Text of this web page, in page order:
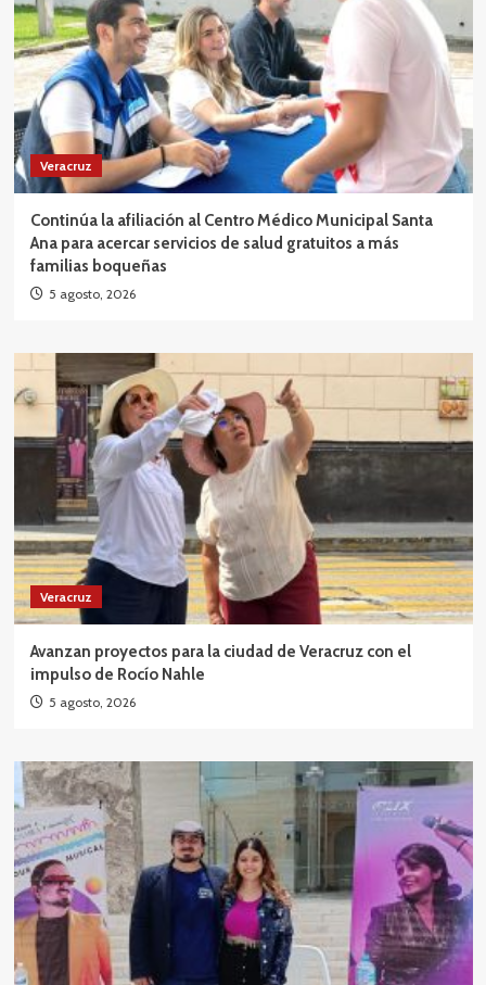
Veracruz
Continúa la afiliación al Centro Médico Municipal Santa
Ana para acercar servicios de salud gratuitos a más
familias boqueñas
5 agosto, 2026
Veracruz
Avanzan proyectos para la ciudad de Veracruz con el
impulso de Rocío Nahle
5 agosto, 2026